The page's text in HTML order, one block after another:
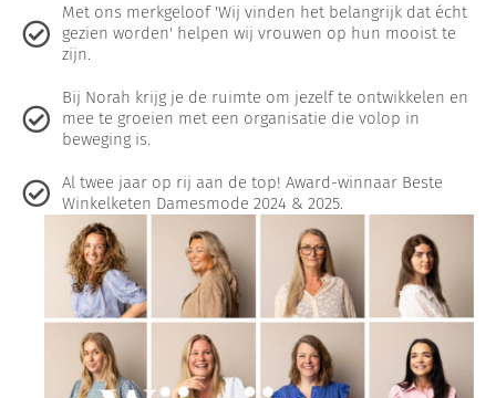
Met ons merkgeloof 'Wij vinden het belangrijk dat écht
gezien worden' helpen wij vrouwen op hun mooist te
zijn.
Bij Norah krijg je de ruimte om jezelf te ontwikkelen en
mee te groeien met een organisatie die volop in
beweging is.
Al twee jaar op rij aan de top! Award-winnaar Beste
Winkelketen Damesmode 2024 & 2025.